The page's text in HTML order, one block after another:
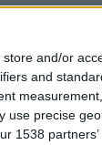
store and/or
and
use precise
1538
TRIMER
za travu/
instalacija,
telo